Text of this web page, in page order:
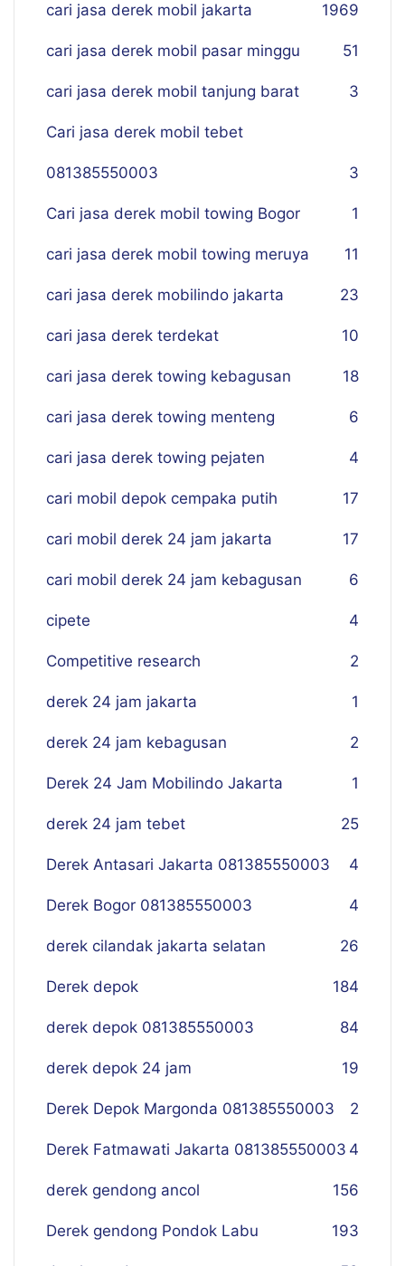
69
cari jasa derek mobil jakarta 19
cari jasa derek mobil pasar minggu 51
cari jasa derek mobil tanjung barat 3
Cari jasa derek mobil tebet
081385550003 3
Cari jasa derek mobil towing Bogor 1
cari jasa derek mobil towing meruya 11
cari jasa derek mobilindo jakarta 23
cari jasa derek terdekat 10
cari jasa derek towing kebagusan 18
cari jasa derek towing menteng 6
cari jasa derek towing pejaten 4
cari mobil depok cempaka putih 17
cari mobil derek 24 jam jakarta 17
cari mobil derek 24 jam kebagusan 6
cipete 4
Competitive research 2
derek 24 jam jakarta 1
derek 24 jam kebagusan 2
Derek 24 Jam Mobilindo Jakarta 1
derek 24 jam tebet 25
Derek Antasari Jakarta 081385550003 4
Derek Bogor 081385550003 4
derek cilandak jakarta selatan 26
Derek depok 184
derek depok 081385550003 84
derek depok 24 jam 19
Derek Depok Margonda 081385550003 2
Derek Fatmawati Jakarta 081385550003 4
derek gendong ancol 156
Derek gendong Pondok Labu 193